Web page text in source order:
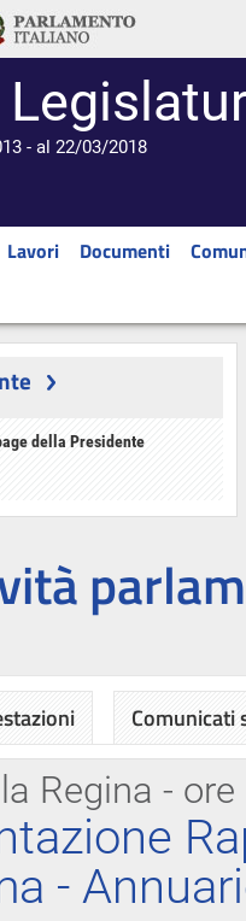
- al 22/03/2018
Lavori Documenti
della Presidente
Regina - ore
-
Comunicati